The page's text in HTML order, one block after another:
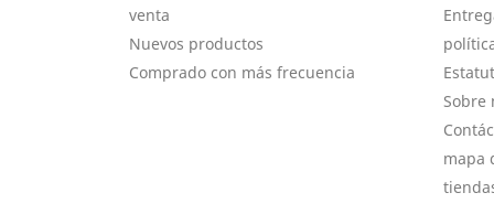
venta
Nuevos productos
Comprado con más frecuencia
Sobre
mapa